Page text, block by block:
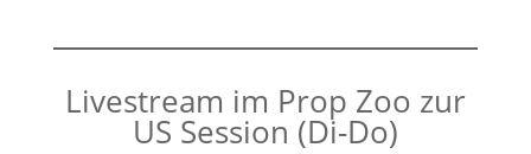
Livestream im Prop Zoo zur
US Session (Di-Do)